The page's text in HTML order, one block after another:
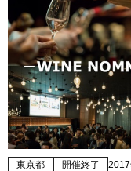
東京都 開催終了